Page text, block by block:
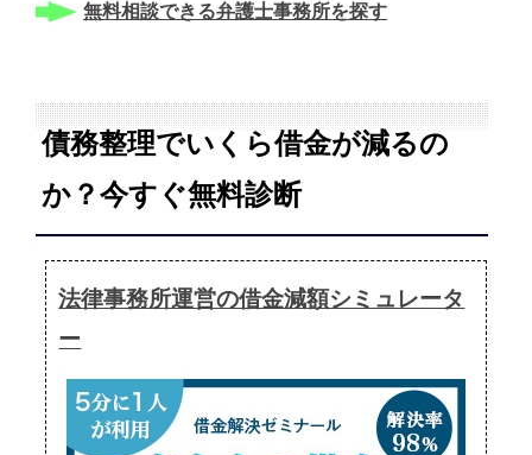
無料相談できる弁護士事務所を探す
債務整理でいくら借金が減るの
か？今すぐ無料診断
法律事務所運営の借金減額シミュレータ
ー